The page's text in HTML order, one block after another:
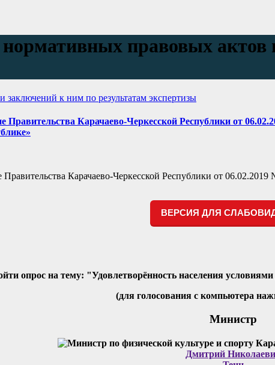
правовых актов
к ним по результатам экспертизы
Правительства Карачаево-Черкесской Республики от
Карачаево-Черкесской Республики от
ВЕРСИЯ ДЛЯ
опрос на тему: "Удовлетворённость населения
(для голосования с компьютера
Министр
Дмитрий